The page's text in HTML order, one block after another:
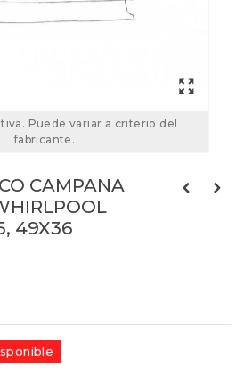
Puede variar a criterio del
fabricante.
CAMPANA
49X36